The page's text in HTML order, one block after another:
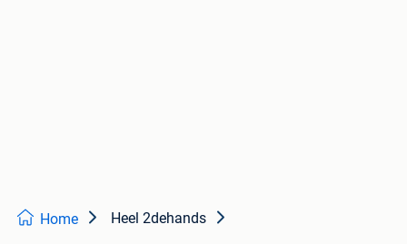
Home Heel 2dehands